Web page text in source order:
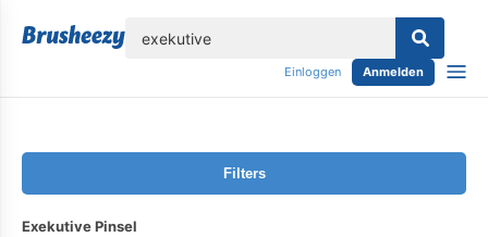
Einloggen Anmelden
Filters
Exekutive Pinsel